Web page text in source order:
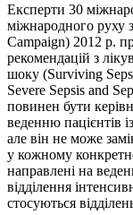
Експерти 30
міжнародного руху
Campaign) 2012 р.
рекомендацій з
шоку (Surviving
Severe Sepsis and
повинен бути
веденню пацієнтів
але він не може
у кожному
направлені на
відділення
стосуються